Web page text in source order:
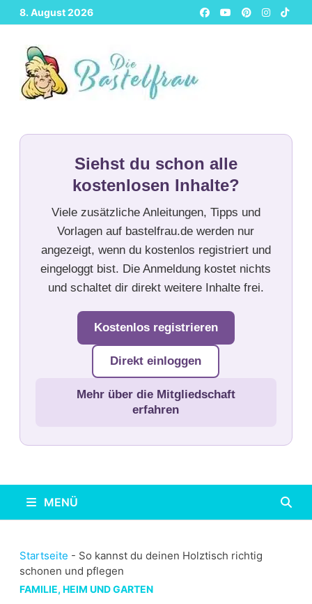
Zurück
zum
Inhalt
8. August 2026
Siehst du schon alle
kostenlosen Inhalte?
Viele zusätzliche Anleitungen, Tipps und
Vorlagen auf bastelfrau.de werden nur
angezeigt, wenn du kostenlos registriert und
eingeloggt bist. Die Anmeldung kostet nichts
und schaltet dir direkt weitere Inhalte frei.
Kostenlos registrieren
Direkt einloggen
Mehr über die Mitgliedschaft
erfahren
MENÜ
Startseite - So kannst du deinen Holztisch richtig
schonen und pflegen
FAMILIE, HEIM UND GARTEN